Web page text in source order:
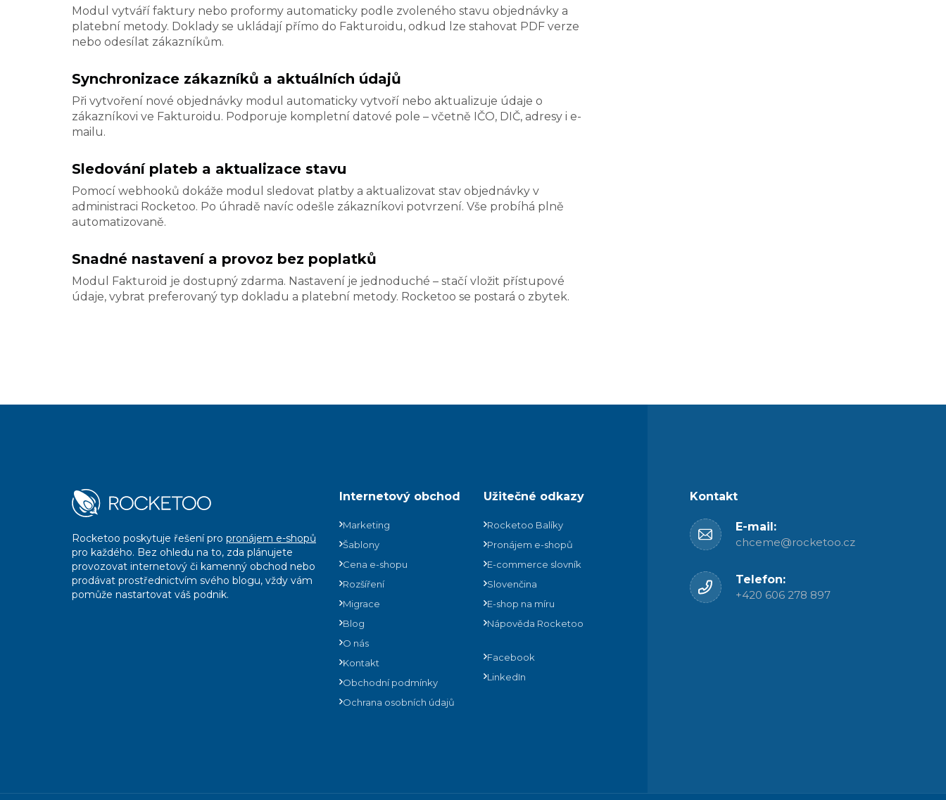
Modul vytváří faktury nebo proformy automaticky podle zvoleného stavu objednávky a
platební metody. Doklady se ukládají přímo do Fakturoidu, odkud lze stahovat PDF verze
nebo odesílat zákazníkům.
Synchronizace zákazníků a aktuálních údajů
Při vytvoření nové objednávky modul automaticky vytvoří nebo aktualizuje údaje o
zákazníkovi ve Fakturoidu. Podporuje kompletní datové pole – včetně IČO, DIČ, adresy i e-
mailu.
Sledování plateb a aktualizace stavu
Pomocí webhooků dokáže modul sledovat platby a aktualizovat stav objednávky v
administraci Rocketoo. Po úhradě navíc odešle zákazníkovi potvrzení. Vše probíhá plně
automatizovaně.
Snadné nastavení a provoz bez poplatků
Modul Fakturoid je dostupný zdarma. Nastavení je jednoduché – stačí vložit přístupové
údaje, vybrat preferovaný typ dokladu a platební metody. Rocketoo se postará o zbytek.
Rocketoo poskytuje řešení pro pronájem e-shopů
pro každého. Bez ohledu na to, zda plánujete
provozovat internetový či kamenný obchod nebo
prodávat prostřednictvím svého blogu, vždy vám
pomůže nastartovat váš podnik.
Internetový obchod
Marketing
Šablony
Cena e-shopu
Rozšíření
Migrace
Blog
O nás
Kontakt
Obchodní podmínky
Ochrana osobních údajů
Užitečné odkazy
Rocketoo Balíky
Pronájem e-shopů
E-commerce slovník
Slovenčina
E-shop na míru
Nápověda Rocketoo
Facebook
LinkedIn
Kontakt
E-mail:
chceme@rocketoo.cz
Telefon:
+420 606 278 897